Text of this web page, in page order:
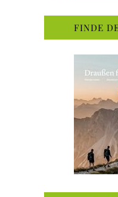
FINDE